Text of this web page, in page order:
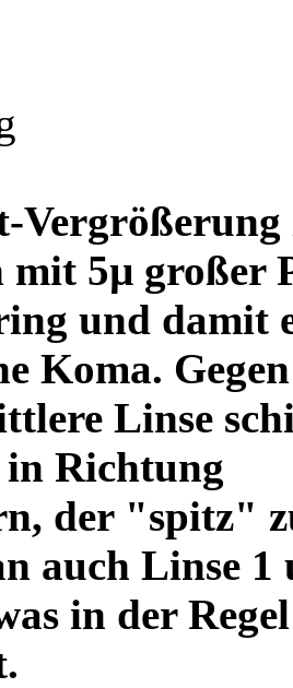
mit 5µ großer
und damit
Koma.
Linse
Richtung
der "spitz"
auch Linse
in der Regel
ist.